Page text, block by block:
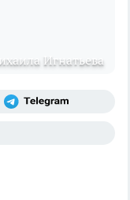
Игнатьева